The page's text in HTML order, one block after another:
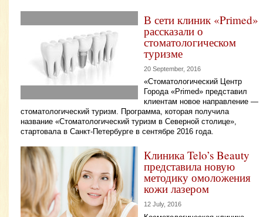
В сети клиник «Primed»
рассказали о
стоматологическом
туризме
20 September, 2016
«Стоматологический Центр
Города «Primed» представил
клиентам новое направление —
стоматологический туризм. Программа, которая получила
название «Стоматологический туризм в Северной столице»,
стартовала в Санкт-Петербурге в сентябре 2016 года.
Клиника Telo’s Beauty
представила новую
методику омоложения
кожи лазером
12 July, 2016